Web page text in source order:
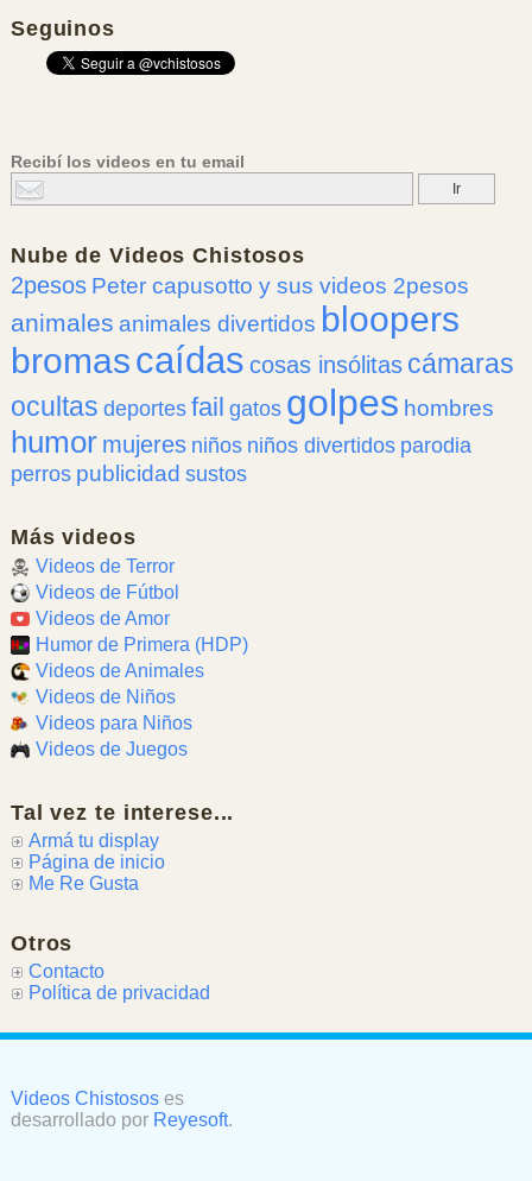
Seguinos
Recibí los videos en tu email
Nube deVideos Chistosos
2pesos Peter capusotto y sus videos 2pesos
animales animales divertidos bloopers
bromascaídas cosas insólitas cámaras
ocultas deportes fail gatos golpes hombres
humor mujeres niños niños divertidos parodia
perros publicidad sustos
Más videos
Videos de Terror
Videos de Fútbol
Videos de Amor
Humor de Primera (HDP)
Videos de Animales
Videos de Niños
Videos para Niños
Videos de Juegos
Tal vez te interese...
Armá tu display
Página de inicio
Me Re Gusta
Otros
Contacto
Política de privacidad
Videos Chistososes
desarrollado por Reyesoft.